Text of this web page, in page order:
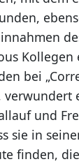
bei
und
sie in
finden,